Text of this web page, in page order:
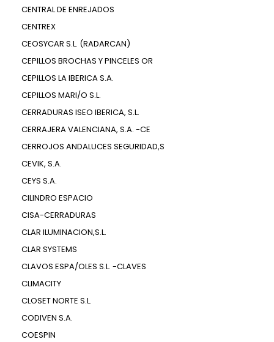
CENTRAL DE ENREJADOS
CENTREX
CEOSYCAR S.L. (RADARCAN)
CEPILLOS BROCHAS Y PINCELES OR
CEPILLOS LA IBERICA S.A.
CEPILLOS MARI/O S.L.
CERRADURAS ISEO IBERICA, S.L.
CERRAJERA VALENCIANA, S.A. -CE
CERROJOS ANDALUCES SEGURIDAD,S
CEVIK, S.A.
CEYS S.A.
CILINDRO ESPACIO
CISA-CERRADURAS
CLAR ILUMINACION,S.L.
CLAR SYSTEMS
CLAVOS ESPA/OLES S.L. -CLAVES
CLIMACITY
CLOSET NORTE S.L.
CODIVEN S.A.
COESPIN